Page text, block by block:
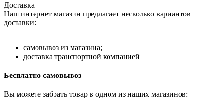
Доставка
Наш интернет-магазин предлагает несколько вариантов
доставки:
самовывоз из магазина;
доставка транспортной компанией
Бесплатно самовывоз
Вы можете забрать товар в одном из наших магазинов: